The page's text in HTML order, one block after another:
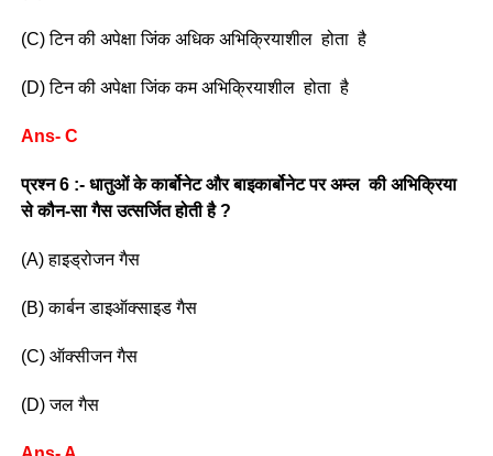
(C) टिन की अपेक्षा जिंक अधिक अभिक्रियाशील होता है
(D) टिन की अपेक्षा जिंक कम अभिक्रियाशील होता है
Ans- C
प्रश्न 6 :- धातुओं के कार्बोनेट और बाइकार्बोनेट पर अम्ल की अभिक्रिया
से कौन-सा गैस उत्सर्जित होती है ?
(A) हाइड्रोजन गैस
(B) कार्बन डाइऑक्साइड गैस
(C) ऑक्सीजन गैस
(D) जल गैस